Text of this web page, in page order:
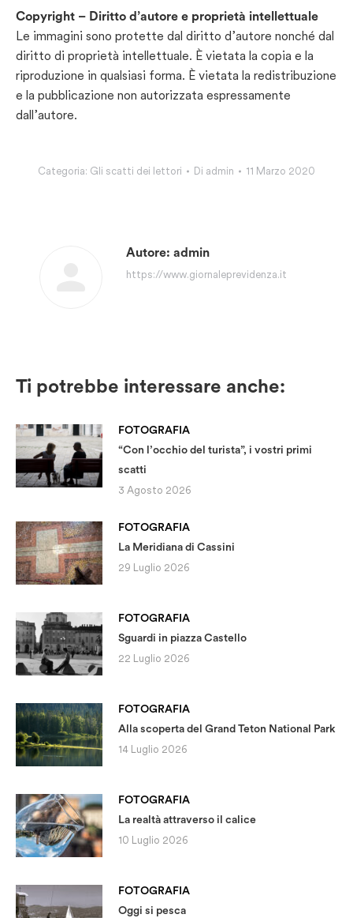
Copyright – Diritto d’autore e proprietà intellettuale
Le immagini sono protette dal diritto d’autore nonché dal
diritto di proprietà intellettuale. È vietata la copia e la
riproduzione in qualsiasi forma. È vietata la redistribuzione
e la pubblicazione non autorizzata espressamente
dall’autore.
Categoria: Gli scatti dei lettori Di admin 11 Marzo 2020
Autore: admin
https://www.giornaleprevidenza.it
Ti potrebbe interessare anche:
FOTOGRAFIA
“Con l’occhio del turista”, i vostri primi
scatti
3 Agosto 2026
FOTOGRAFIA
La Meridiana di Cassini
29 Luglio 2026
FOTOGRAFIA
Sguardi in piazza Castello
22 Luglio 2026
FOTOGRAFIA
Alla scoperta del Grand Teton National Park
14 Luglio 2026
FOTOGRAFIA
La realtà attraverso il calice
10 Luglio 2026
FOTOGRAFIA
Oggi si pesca